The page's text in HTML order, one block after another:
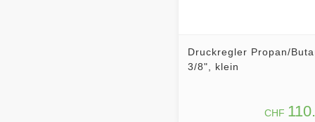
Druckregler Propan/
3/8", klein
CHF